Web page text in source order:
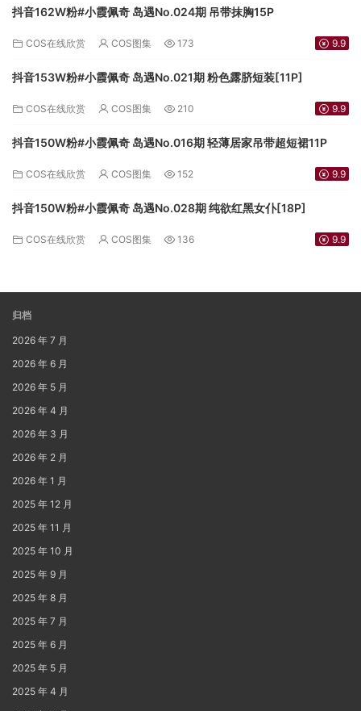
抖音162W粉#小霞佩奇 岛遇No.024期 吊带抹胸15P
COS在线欣赏 COS图集 173 9.9
抖音153W粉#小霞佩奇 岛遇No.021期 粉色露脐短装[11P]
COS在线欣赏 COS图集 210 9.9
抖音150W粉#小霞佩奇 岛遇No.016期 轻薄居家吊带超短裙11P
COS在线欣赏 COS图集 152 9.9
抖音150W粉#小霞佩奇 岛遇No.028期 纯欲红黑女仆[18P]
COS在线欣赏 COS图集 136 9.9
归档
2026 年 7 月
2026 年 6 月
2026 年 5 月
2026 年 4 月
2026 年 3 月
2026 年 2 月
2026 年 1 月
2025 年 12 月
2025 年 11 月
2025 年 10 月
2025 年 9 月
2025 年 8 月
2025 年 7 月
2025 年 6 月
2025 年 5 月
2025 年 4 月